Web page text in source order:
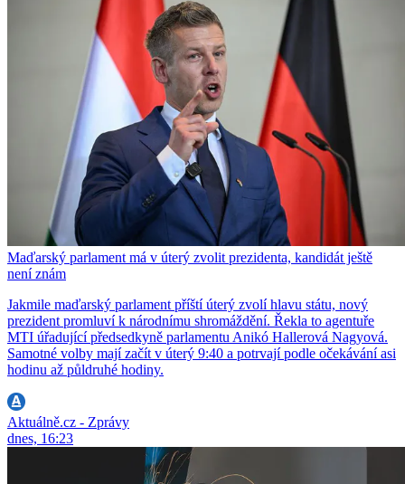
Maďarský parlament má v úterý zvolit prezidenta, kandidát ještě
není znám
Jakmile maďarský parlament příští úterý zvolí hlavu státu, nový
prezident promluví k národnímu shromáždění. Řekla to agentuře
MTI úřadující předsedkyně parlamentu Anikó Hallerová Nagyová.
Samotné volby mají začít v úterý 9:40 a potrvají podle očekávání asi
hodinu až půldruhé hodiny.
Aktuálně.cz - Zprávy
dnes, 16:23